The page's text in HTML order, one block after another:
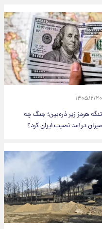
۱۴۰۵/۲/۲۰
تنگه هرمز زیر ذره‌بین؛ جنگ چه
میزان درآمد نصیب ایران کرد؟